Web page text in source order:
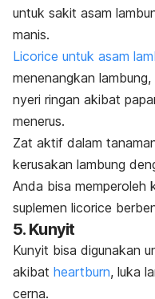
untuk sakit asam
manis.
Licorice untuk asam
menenangkan
nyeri ringan akibat
menerus.
Zat aktif dalam
kerusakan lambung
Anda bisa memperoleh
suplemen licorice
5. Kunyit
Kunyit bisa digunakan
akibat heartburn, luka
cerna.